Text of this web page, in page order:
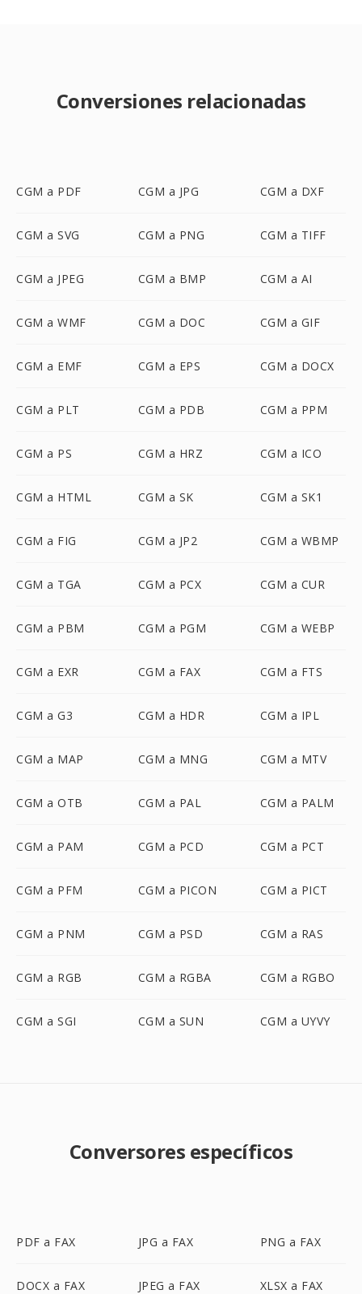
Conversiones relacionadas
CGM a PDF CGM a JPG CGM a DXF
CGM a SVG CGM a PNG CGM a TIFF
CGM a JPEG CGM a BMP CGM a AI
CGM a WMF CGM a DOC CGM a GIF
CGM a EMF CGM a EPS CGM a DOCX
CGM a PLT CGM a PDB CGM a PPM
CGM a PS CGM a HRZ CGM a ICO
CGM a HTML CGM a SK CGM a SK1
CGM a FIG CGM a JP2 CGM a WBMP
CGM a TGA CGM a PCX CGM a CUR
CGM a PBM CGM a PGM CGM a WEBP
CGM a EXR CGM a FAX CGM a FTS
CGM a G3 CGM a HDR CGM a IPL
CGM a MAP CGM a MNG CGM a MTV
CGM a OTB CGM a PAL CGM a PALM
CGM a PAM CGM a PCD CGM a PCT
CGM a PFM CGM a PICON CGM a PICT
CGM a PNM CGM a PSD CGM a RAS
CGM a RGB CGM a RGBA CGM a RGBO
CGM a SGI CGM a SUN CGM a UYVY
Conversores específicos
PDF a FAX JPG a FAX PNG a FAX
DOCX a FAX JPEG a FAX XLSX a FAX